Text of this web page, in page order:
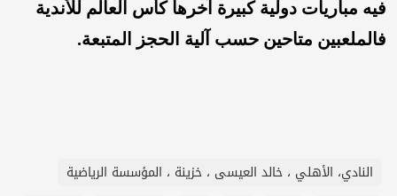
فيه مباريات دولية كبيرة آخرها كأس العالم للأندية
فالملعبين متاحين حسب آلية الحجز المتبعة.
النادي، الأهلي ، خالد العيسى ، خزينة ، المؤسسة الرياضية